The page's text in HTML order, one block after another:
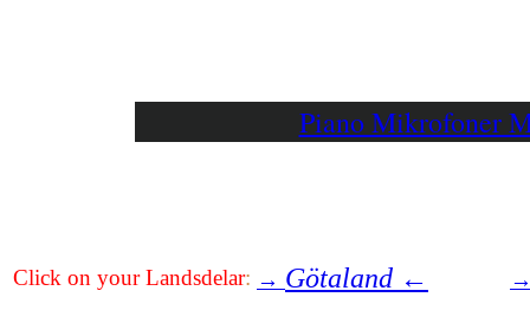
Piano Mikrofoner
Click on yourLandsdelar: → Götaland ←